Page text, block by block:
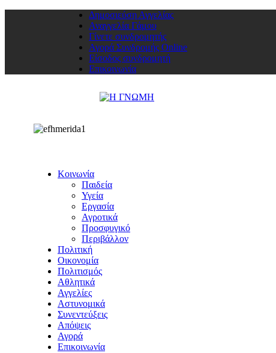
Δημοσιεύση Αγγελίας
Αναγγελία Γάμου
Γίνετε συνδρομητής
Αγορά Συνδρομής Online
Είσοδος συνδρομητή
Επικοινωνία
Κοινωνία
Παιδεία
Υγεία
Εργασία
Αγροτικά
Προσφυγικό
Περιβάλλον
Πολιτική
Οικονομία
Πολιτισμός
Αθλητικά
Αγγελίες
Αστυνομικά
Συνεντεύξεις
Απόψεις
Αγορά
Επικοινωνία